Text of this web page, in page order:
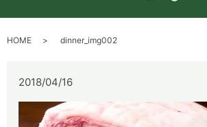
HOME dinner_img002
2018/04/16